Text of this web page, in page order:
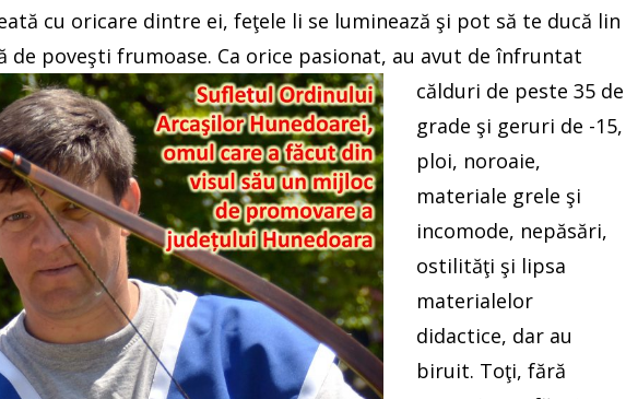
cu oricare dintre ei, feţele li se luminează şi pot să te ducă lin
de poveşti frumoase. Ca orice pasionat, au avut de înfruntat
călduri de peste 35 de
grade şi geruri de -15,
ploi, noroaie,
materiale grele şi
incomode, nepăsări,
ostilităţi şi lipsa
materialelor
didactice, dar au
biruit. Toţi, fără